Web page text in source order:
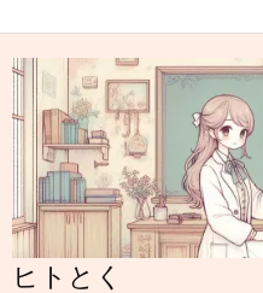
ヒトとく